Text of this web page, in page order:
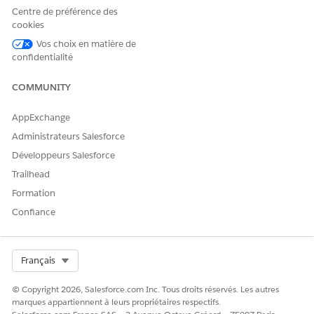
différer.
Dites-nous ce que nous pouvons améliorer !
Centre de préférence des
cookies
Vos choix en matière de
confidentialité
COMMUNITY
AppExchange
Administrateurs Salesforce
Développeurs Salesforce
Trailhead
Formation
Confiance
Français
© Copyright 2026, Salesforce.com Inc. Tous droits réservés. Les autres
marques appartiennent à leurs propriétaires respectifs.